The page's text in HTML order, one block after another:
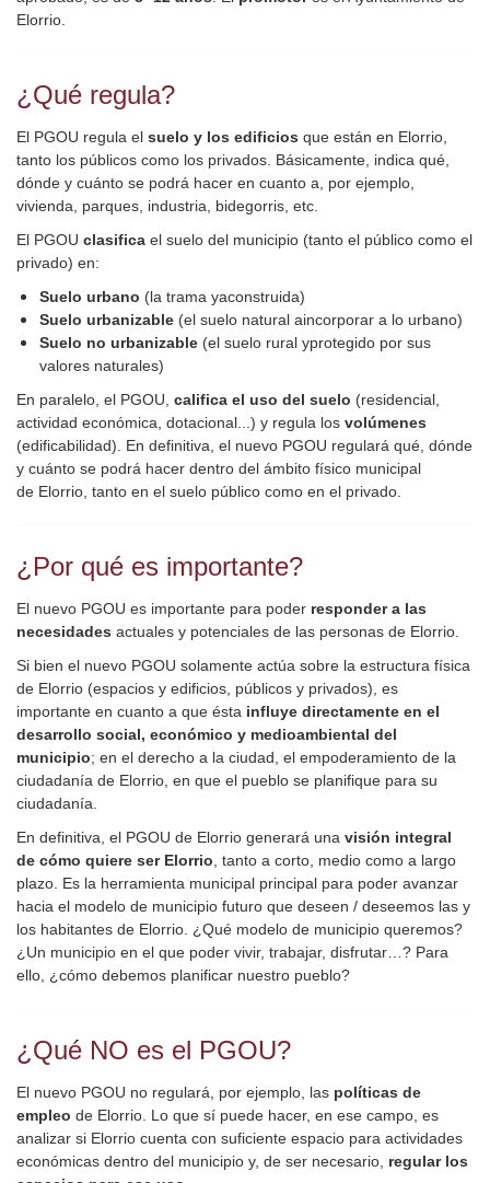
Elorrio.
¿Qué regula?
El PGOU regula el suelo y los edificios que están en Elorrio,
tanto los públicos como los privados. Básicamente, indica qué,
dónde y cuánto se podrá hacer en cuanto a, por ejemplo,
vivienda, parques, industria, bidegorris, etc.
El PGOU clasifica el suelo del municipio (tanto el público como el
privado) en:
Suelo urbano (la trama yaconstruida)
Suelo urbanizable (el suelo natural aincorporar a lo urbano)
Suelo no urbanizable (el suelo rural yprotegido por sus
valores naturales)
En paralelo, el PGOU, califica el uso del suelo (residencial,
actividad económica, dotacional...) y regula los volúmenes
(edificabilidad). En definitiva, el nuevo PGOU regulará qué, dónde
y cuánto se podrá hacer dentro del ámbito físico municipal
de Elorrio, tanto en el suelo público como en el privado.
¿Por qué es importante?
El nuevo PGOU es importante para poder responder a las
necesidades actuales y potenciales de las personas de Elorrio.
Si bien el nuevo PGOU solamente actúa sobre la estructura física
de Elorrio (espacios y edificios, públicos y privados), es
importante en cuanto a que ésta influye directamente en el
desarrollo social, económico y medioambiental del
municipio; en el derecho a la ciudad, el empoderamiento de la
ciudadanía de Elorrio, en que el pueblo se planifique para su
ciudadanía.
En definitiva, el PGOU de Elorrio generará una visión integral
de cómo quiere ser Elorrio, tanto a corto, medio como a largo
plazo. Es la herramienta municipal principal para poder avanzar
hacia el modelo de municipio futuro que deseen / deseemos las y
los habitantes de Elorrio. ¿Qué modelo de municipio queremos?
¿Un municipio en el que poder vivir, trabajar, disfrutar…? Para
ello, ¿cómo debemos planificar nuestro pueblo?
¿Qué NO es el PGOU?
El nuevo PGOU no regulará, por ejemplo, las políticas de
empleo de Elorrio. Lo que sí puede hacer, en ese campo, es
analizar si Elorrio cuenta con suficiente espacio para actividades
económicas dentro del municipio y, de ser necesario, regular los